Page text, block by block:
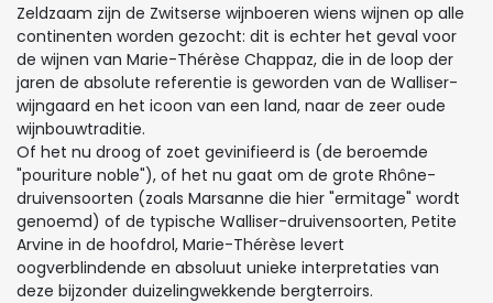
Zeldzaam zijn de Zwitserse wijnboeren wiens wijnen op alle
continenten worden gezocht: dit is echter het geval voor
de wijnen van Marie-Thérèse Chappaz, die in de loop der
jaren de absolute referentie is geworden van de Walliser-
wijngaard en het icoon van een land, naar de zeer oude
wijnbouwtraditie.
Of het nu droog of zoet gevinifieerd is (de beroemde
"pouriture noble"), of het nu gaat om de grote Rhône-
druivensoorten (zoals Marsanne die hier "ermitage" wordt
genoemd) of de typische Walliser-druivensoorten, Petite
Arvine in de hoofdrol, Marie-Thérèse levert
oogverblindende en absoluut unieke interpretaties van
deze bijzonder duizelingwekkende bergterroirs.